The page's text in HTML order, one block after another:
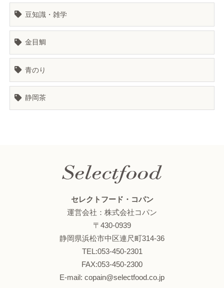
豆知識・雑学
金目鯛
青のり
静岡茶
セレクトフード・コパン
運営会社：株式会社コパン
〒430-0939
静岡県浜松市中区連尺町314-36
TEL:053-450-2301
FAX:053-450-2300
E-mail: copain@selectfood.co.jp